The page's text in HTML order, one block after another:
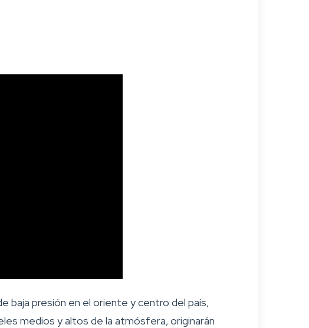
baja presión en el oriente y centro del país,
medios y altos de la atmósfera, originarán